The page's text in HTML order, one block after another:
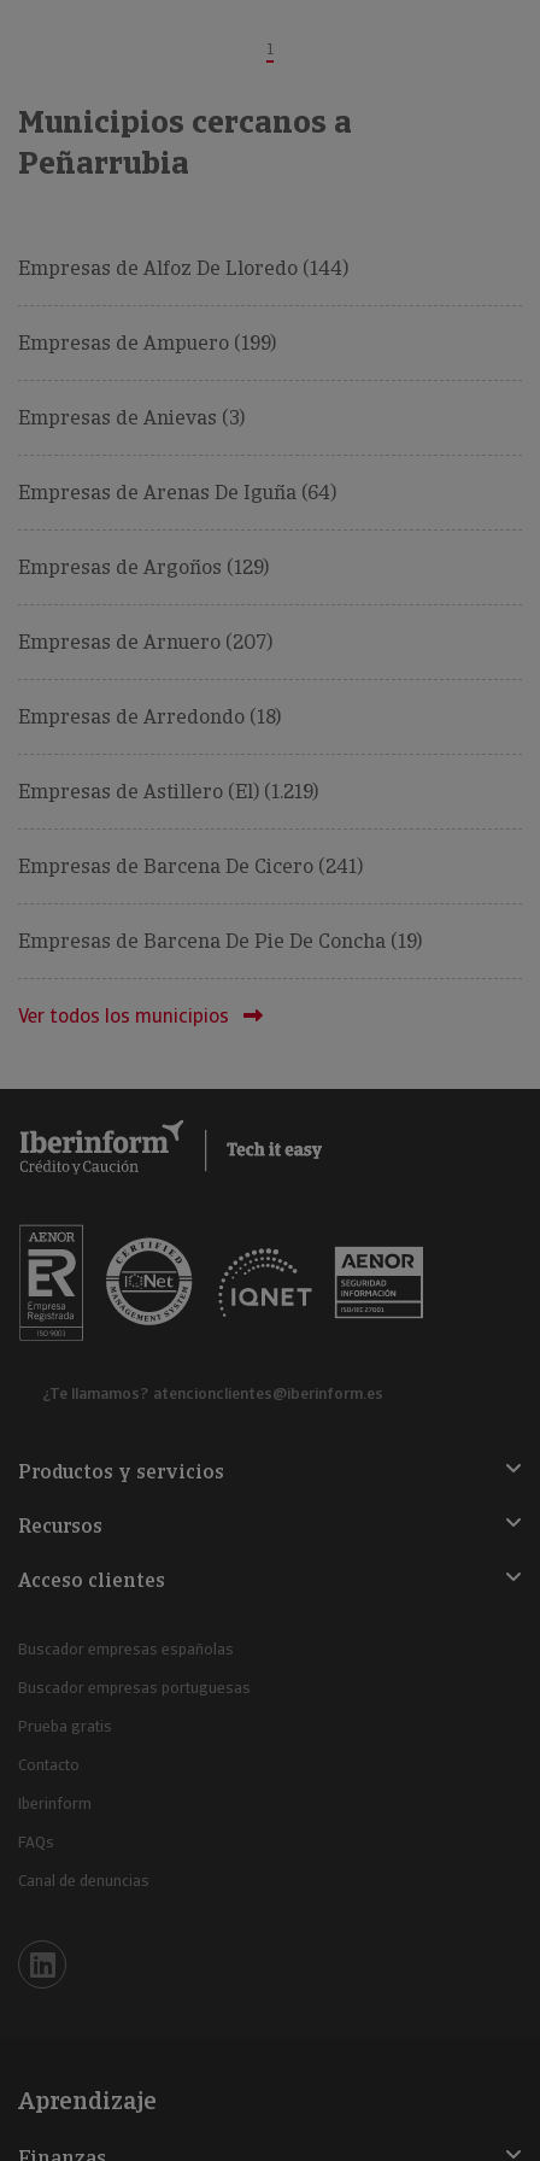
1
Municipios cercanos a
Peñarrubia
Empresas de Alfoz De Lloredo (144)
Empresas de Ampuero (199)
Empresas de Anievas (3)
Empresas de Arenas De Iguña (64)
Empresas de Argoños (129)
Empresas de Arnuero (207)
Empresas de Arredondo (18)
Empresas de Astillero (El) (1.219)
Empresas de Barcena De Cicero (241)
Empresas de Barcena De Pie De Concha (19)
Ver todos los municipios
¿Te llamamos? atencionclientes@iberinform.es
Productos y servicios
Recursos
Acceso clientes
Buscador empresas españolas
Buscador empresas portuguesas
Prueba gratis
Contacto
Iberinform
FAQs
Canal de denuncias
Iberinform en Linkedin
Aprendizaje